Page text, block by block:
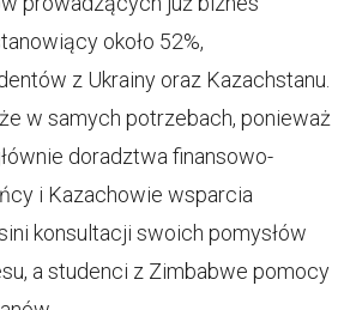
około 52%,
z Ukrainy oraz Kazachstanu.
w samych potrzebach, ponieważ
doradztwa finansowo-
i Kazachowie wsparcia
konsultacji swoich pomysłów
a studenci z Zimbabwe pomocy